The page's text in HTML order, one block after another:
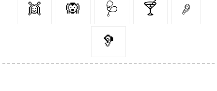
👯 🙉 🩺 🍸 𓂈
🦻